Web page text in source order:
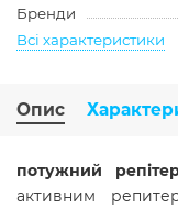
Бренди
Всі характеристики
Опис
потужний р
активним